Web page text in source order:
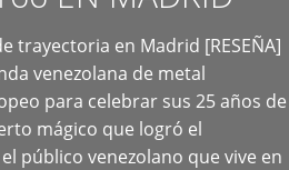
trayectoria en Madrid [RESEÑA]
venezolana de metal
para celebrar sus 25 años de
mágico que logró el
público venezolano que vive en